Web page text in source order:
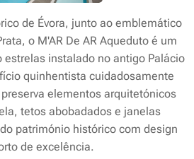
de Évora, junto ao emblemático
o M'AR De AR Aqueduto é um
instalado no antigo Palácio
quinhentista cuidadosamente
elementos arquitetónicos
tetos abobadados e janelas
património histórico com design
de excelência.